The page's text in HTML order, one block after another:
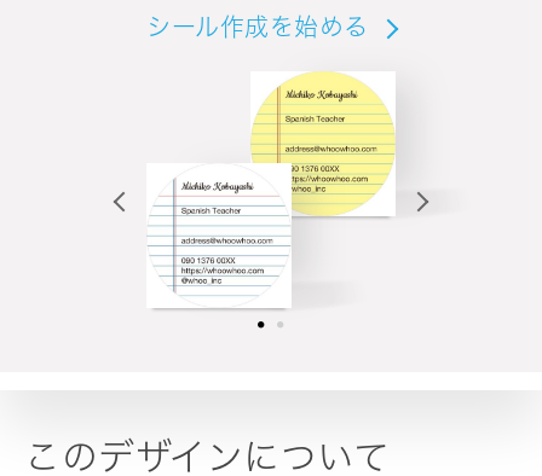
シール作成を始める
このデザインについて